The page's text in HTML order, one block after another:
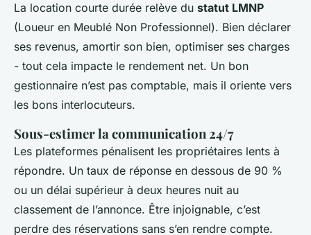
La location courte durée relève du statut LMNP
(Loueur en Meublé Non Professionnel). Bien déclarer
ses revenus, amortir son bien, optimiser ses charges
- tout cela impacte le rendement net. Un bon
gestionnaire n’est pas comptable, mais il oriente vers
les bons interlocuteurs.
Sous-estimer la communication 24/7
Les plateformes pénalisent les propriétaires lents à
répondre. Un taux de réponse en dessous de 90 %
ou un délai supérieur à deux heures nuit au
classement de l’annonce. Être injoignable, c’est
perdre des réservations sans s’en rendre compte.